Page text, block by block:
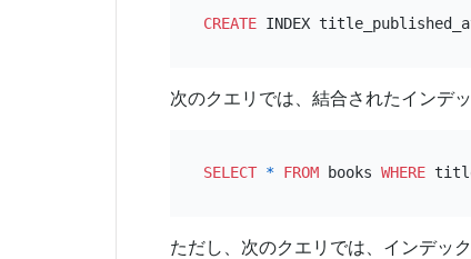
CREATE INDEX
次のクエリでは、結合されたインデ
SELECT * FROM books WHERE
ただし、次のクエリでは、インデッ